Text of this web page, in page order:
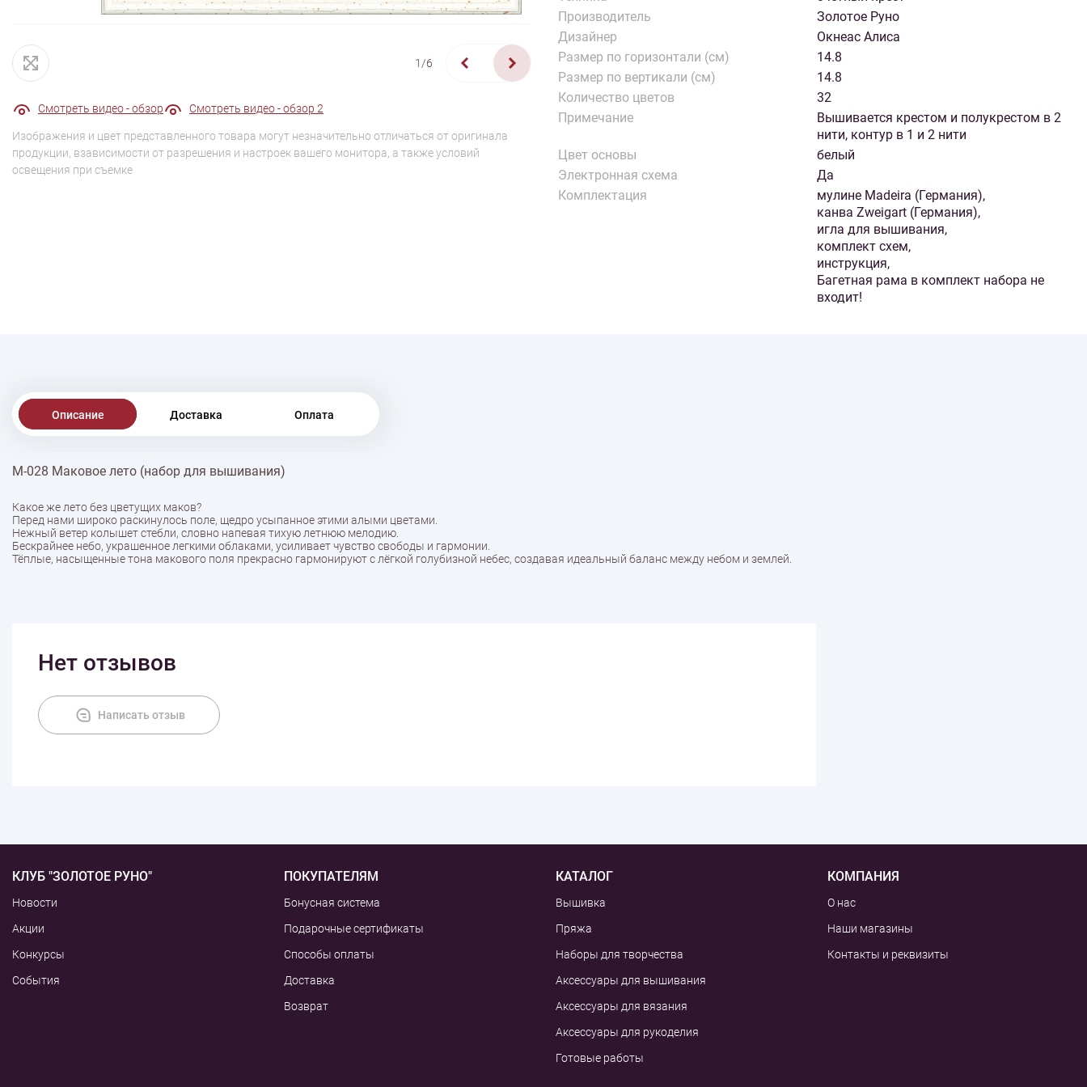
1/6
Смотреть видео - обзор Смотреть видео - обзор 2
Изображения и цвет представленного товара могут незначительно отличаться от оригинала
продукции, взависимости от разрешения и настроек вашего монитора, а также условий
освещения при съемке
Производитель
Золотое Руно
Дизайнер
Окнеас Алиса
Размер по горизонтали (см)
14.8
Размер по вертикали (см)
14.8
Количество цветов
32
Примечание
Вышивается крестом и полукрестом в 2
нити, контур в 1 и 2 нити
Цвет основы
белый
Электронная схема
Да
Комплектация
мулине Madeira (Германия),
канва Zweigart (Германия),
игла для вышивания,
комплект схем,
инструкция,
Багетная рама в комплект набора не
входит!
Описание Доставка Оплата
М-028 Маковое лето (набор для вышивания)
Какое же лето без цветущих маков?
Перед нами широко раскинулось поле, щедро усыпанное этими алыми цветами.
Нежный ветер колышет стебли, словно напевая тихую летнюю мелодию.
Бескрайнее небо, украшенное легкими облаками, усиливает чувство свободы и гармонии.
Тёплые, насыщенные тона макового поля прекрасно гармонируют с лёгкой голубизной небес, создавая идеальный баланс между небом и землей.
Нет отзывов
Написать отзыв
КЛУБ "ЗОЛОТОЕ РУНО"
Новости
Акции
Конкурсы
События
ПОКУПАТЕЛЯМ
Бонусная система
Подарочные сертификаты
Способы оплаты
Доставка
Возврат
КАТАЛОГ
Вышивка
Пряжа
Наборы для творчества
Аксессуары для вышивания
Аксессуары для вязания
Аксессуары для рукоделия
Готовые работы
КОМПАНИЯ
О нас
Наши магазины
Контакты и реквизиты